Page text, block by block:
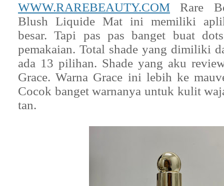
WWW.RAREBEAUTY.COM Rare
Blush Liquide Mat ini memiliki
besar. Tapi pas pas banget buat
pemakaian. Total shade yang dimiliki
ada 13 pilihan. Shade yang aku
Grace. Warna Grace ini lebih ke
Cocok banget warnanya untuk kulit
tan.